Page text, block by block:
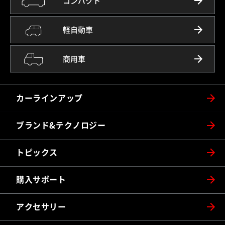
軽自動車
商用車
カーラインアップ
ブランド&テクノロジー
トピックス
購入サポート
アクセサリー